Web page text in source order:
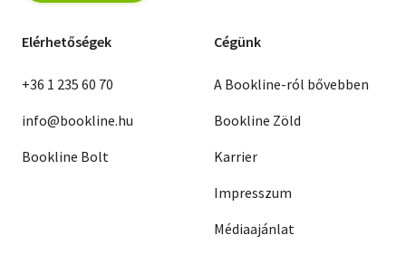
Elérhetőségek
+36 1 235 60 70
info@bookline.hu
Bookline Bolt
Cégünk
A Bookline-ról bővebben
Bookline Zöld
Karrier
Impresszum
Médiaajánlat